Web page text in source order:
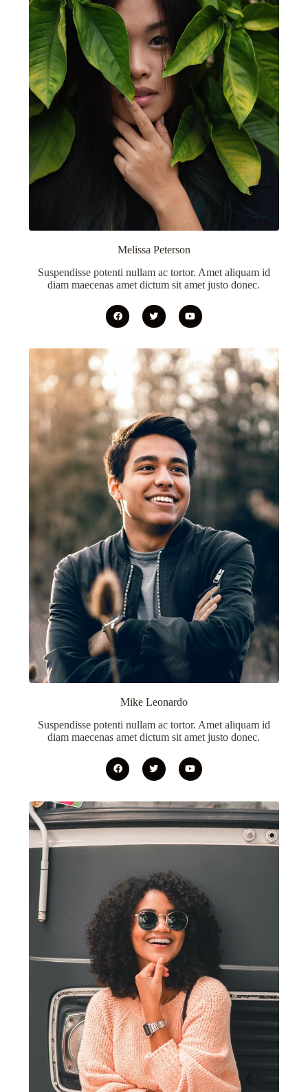
Melissa Peterson
Suspendisse potenti nullam ac tortor. Amet aliquam id
diam maecenas amet dictum sit amet justo donec.
Mike Leonardo
Suspendisse potenti nullam ac tortor. Amet aliquam id
diam maecenas amet dictum sit amet justo donec.